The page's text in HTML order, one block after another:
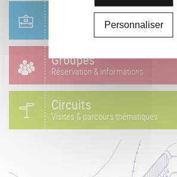
Réservation & informations
Groupes
Réservation & informations
Circuits
Visites & parcours thématiques
Personnaliser